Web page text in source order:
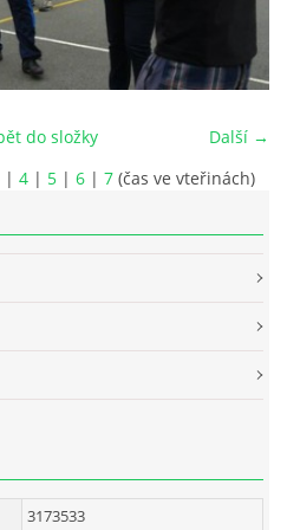
Další →
do složky
| 4 | 5 | 6 | 7 (čas ve vteřinách)
3173533